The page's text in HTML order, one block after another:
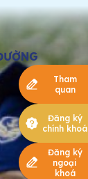
Tham
quan
Đăng ký
chính khoá
Đăng ký
ngoại
khoá